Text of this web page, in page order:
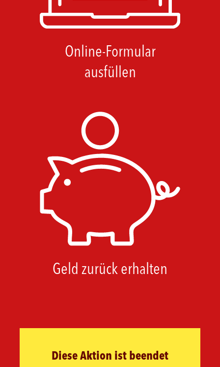
Online-Formular
ausfüllen
Geld zurück erhalten
Diese Aktion ist beendet